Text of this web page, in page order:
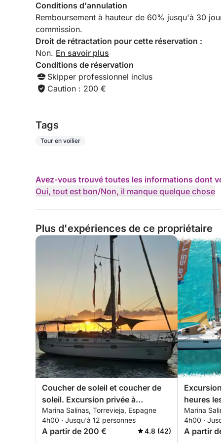
- 5 bodyboards
- 4 gilets de sauvetage (enfant et adulte)
- Plusieurs masques et tubas (enfant et adulte)
- Plusieurs frites de piscine
---------------------------------- À APPORTER :
- Boissons
- Glace pour les boissons ou pour se rafraîchir
- Tasses, assiettes ou tout autre récipient
--------------------------------------- Pour les
- Vous pouvez apporter votre propre nourriture
---------------------------------------
TARIFS ET HORAIRES :
------------------------------
------------------------------
JUILLET ET AOÛT :
- Journée complète (8 heures)
- Horaires : 9h30 à 17h30 / PRIX TOTAL : 690 €
-------------------------------
Conditions d'annulation
Remboursement à hauteur de 60% jusqu'à 30
commission.
Droit de rétractation pour cette réservation :
Non. En savoir plus
Conditions de réservation
Skipper professionnel inclus
Caution : 200 €
Tags
Tour en voilier
Avez-vous trouvé toutes les informations dont
Oui, tout est bon/Non, il manque quelque chose
Plus d'expériences de ce propriétaire
Coucher de soleil et coucher de
soleil. Excursion privée à
Torrevieja.
Marina Salinas, Torrevieja, Espagne
4h00 · Jusqu'à 12 personnes
A partir de 200 € 4.8 (42)
heures
journée
Marina
4h00 ·
A partir